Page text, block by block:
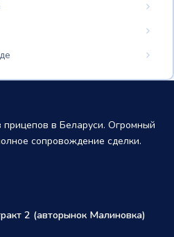
в Беларуси. Огромный
сопровождение сделки.
2 (авторынок Малиновка)